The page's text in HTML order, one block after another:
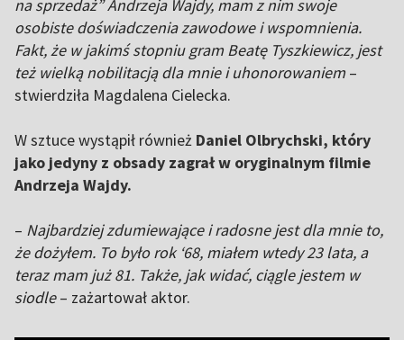
na sprzedaż” Andrzeja Wajdy, mam z nim swoje
osobiste doświadczenia zawodowe i wspomnienia.
Fakt, że w jakimś stopniu gram Beatę Tyszkiewicz, jest
też wielką nobilitacją dla mnie i uhonorowaniem –
stwierdziła Magdalena Cielecka.
W sztuce wystąpił również Daniel Olbrychski, który
jako jedyny z obsady zagrał w oryginalnym filmie
Andrzeja Wajdy.
– Najbardziej zdumiewające i radosne jest dla mnie to,
że dożyłem. To było rok ‘68, miałem wtedy 23 lata, a
teraz mam już 81. Także, jak widać, ciągle jestem w
siodle– zażartował aktor.